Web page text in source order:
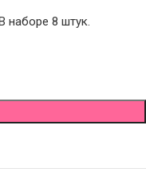
наборе 8 штук.